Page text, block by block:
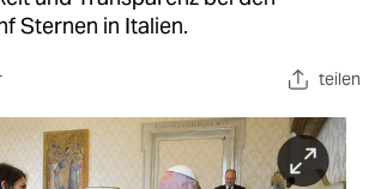
Sternen in Italien.
teilen